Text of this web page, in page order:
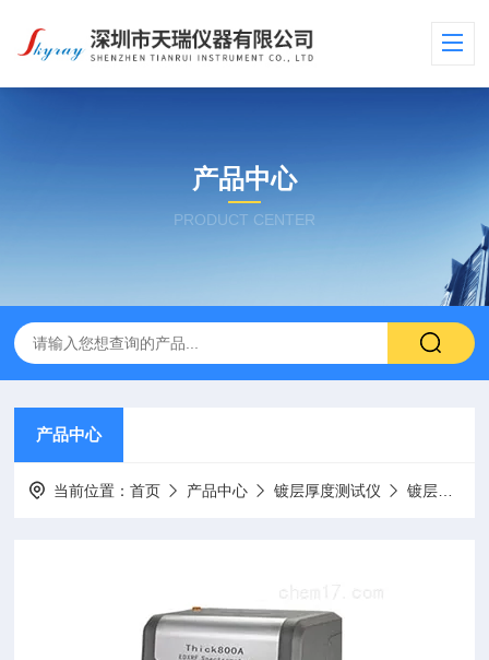
产品中心
PRODUCT CENTER
产品中心
当前位置：首页 产品中心 镀层厚度测试仪 镀层测厚仪